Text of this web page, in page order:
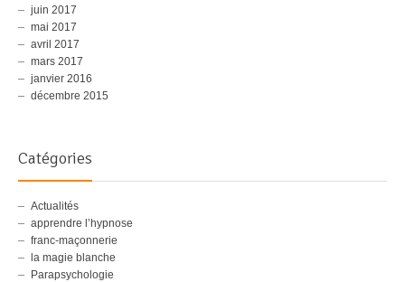
juin 2017
mai 2017
avril 2017
mars 2017
janvier 2016
décembre 2015
Catégories
Actualités
apprendre l’hypnose
franc-maçonnerie
la magie blanche
Parapsychologie